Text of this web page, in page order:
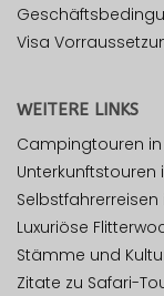
Visa
WEITERE LINKS
Campingtouren in
Unterkunftstouren
Selbstfahrerreisen
Luxuriöse
Stämme und
Zitate zu Safari-